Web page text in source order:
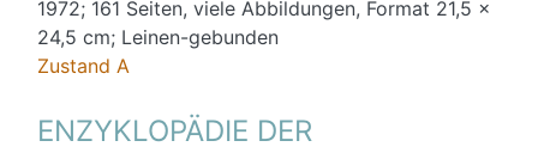
1972; 161 Seiten, viele Abbildungen, Format 21,5 x
24,5 cm; Leinen-gebunden
Zustand A
ENZYKLOPÄDIE DER